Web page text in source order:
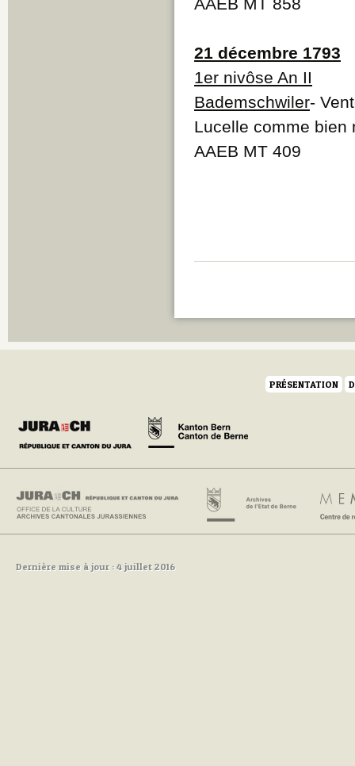
21 décembre 1793
1er nivôse An II
Bademschwiler-
Lucelle comme bien
AAEB MT 409
PRÉSENTATION
Dernière mise à jour : 4 juillet 2016